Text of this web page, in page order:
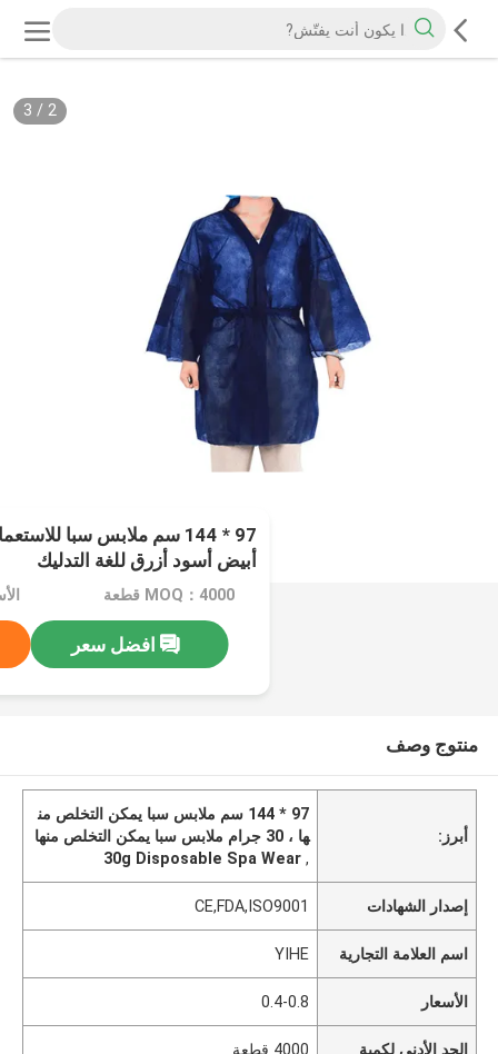
2
/
3
أبيض أسود أزرق للغة التدليك
MOQ：4000 قطعة
افضل سعر
منتوج وصف
أبرز:
97 * 144 سم ملابس سبا يمكن التخلص من
ها ، 30 جرام ملابس سبا يمكن التخلص منها
,
30g Disposable Spa Wear
إصدار الشهادات CE,FDA,ISO9001
اسم العلامة التجارية YIHE
الأسعار 0.4-0.8
الحد الأدنى لكمية 4000 قطعة